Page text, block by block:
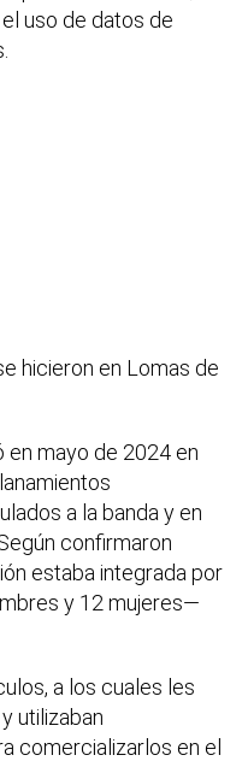
uso de datos de
hicieron en Lomas de
en mayo de 2024 en
a la banda y en
confirmaron
estaba integrada por
y 12 mujeres—
a los cuales les
utilizaban
comercializarlos en el